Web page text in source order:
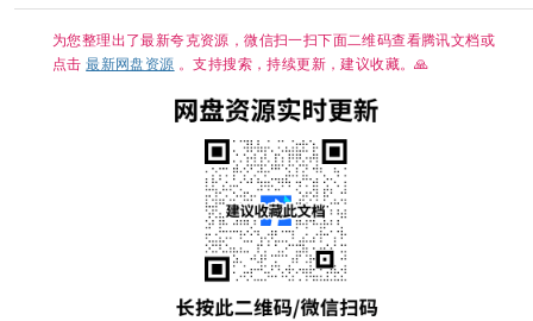
全系列
为您整理出了最新夸克资源，微信扫一扫下面二维码查看腾讯文档或
点击最新网盘资源 。支持搜索，持续更新，建议收藏。🙏